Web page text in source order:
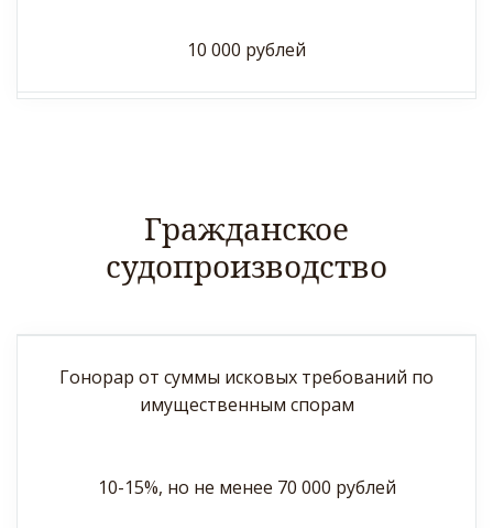
10 000 рублей
Гражданское
судопроизводство
Гонорар от суммы исковых требований по
имущественным спорам
10-15%, но не менее 70 000 рублей